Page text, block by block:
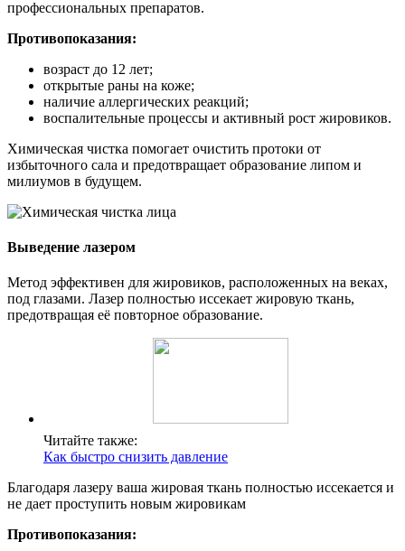
профессиональных препаратов.
Противопоказания:
возраст до 12 лет;
открытые раны на коже;
наличие аллергических реакций;
воспалительные процессы и активный рост жировиков.
Химическая чистка помогает очистить протоки от
избыточного сала и предотвращает образование липом и
милиумов в будущем.
Выведение лазером
Метод эффективен для жировиков, расположенных на веках,
под глазами. Лазер полностью иссекает жировую ткань,
предотвращая её повторное образование.
Читайте также:
Как быстро снизить давление
Благодаря лазеру ваша жировая ткань полностью иссекается и
не дает проступить новым жировикам
Противопоказания: